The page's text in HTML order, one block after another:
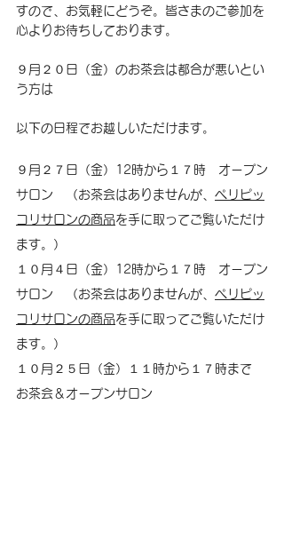
すので、お気軽にどうぞ。皆さまのご参加を
心よりお待ちしております。
９月２０日（金）のお茶会は都合が悪いとい
う方は
以下の日程でお越しいただけます。
９月２７日（金）12時から１７時　オープン
サロン　（お茶会はありませんが、 ペリピッ
コリサロンの商品を手に取ってご覧いただけ
ます。）
１０月４日（金）12時から１７時　オープン
サロン　（お茶会はありませんが、 ペリピッ
コリサロンの商品を手に取ってご覧いただけ
ます。）
１０月２５日（金）１１時から１７時まで
お茶会＆オープンサロン